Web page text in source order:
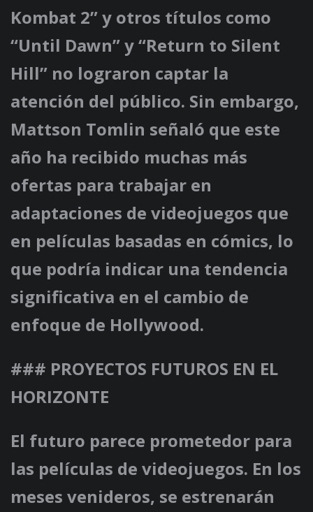
Kombat 2” y otros títulos como
“Until Dawn” y “Return to Silent
Hill” no lograron captar la
atención del público. Sin embargo,
Mattson Tomlin señaló que este
año ha recibido muchas más
ofertas para trabajar en
adaptaciones de videojuegos que
en películas basadas en cómics, lo
que podría indicar una tendencia
significativa en el cambio de
enfoque de Hollywood.
### PROYECTOS FUTUROS EN EL
HORIZONTE
El futuro parece prometedor para
las películas de videojuegos. En los
meses venideros, se estrenarán